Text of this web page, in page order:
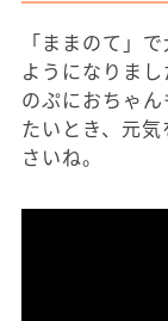
「ままのて」
ようになりま
のぷにおちゃ
たいとき、元
さいね。